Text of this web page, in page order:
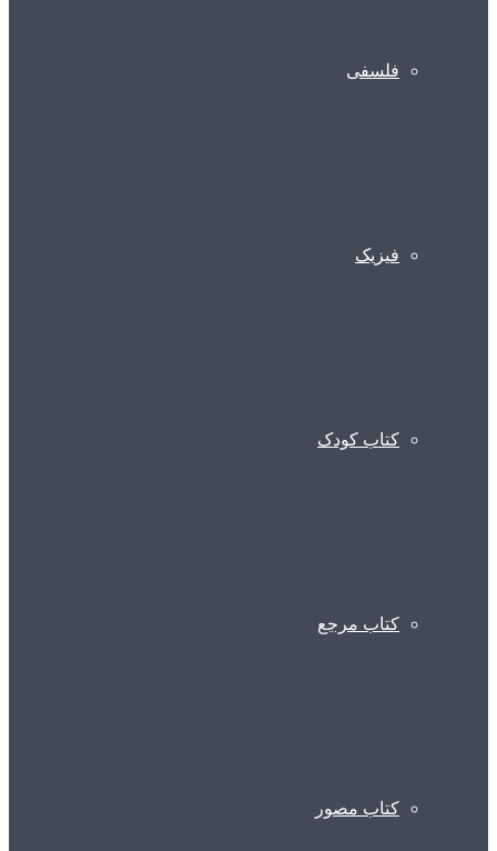
فلسفی
فیزیک
کتاب کودک
کتاب مرجع
کتاب مصور